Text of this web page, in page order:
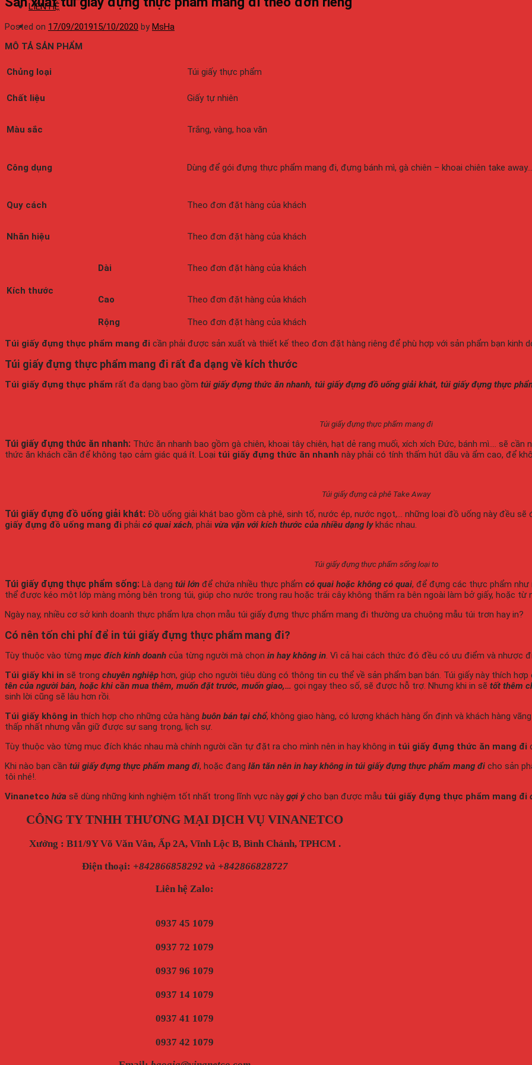
LIÊN HỆ
Posted on 17/09/201915/10/2020 byMsHa
MÔ TẢ SẢN PHẨM
Chủng loại Túi giấy thực phẩm
Chất liệu Giấy tự nhiên
Màu sắc Trắng, vàng, hoa văn
Công dụng Dùng để gói đựng thực phẩm mang đi, đựng bánh mì, gà chiên – khoai chiên take
Quy cách Theo đơn đặt hàng của khách
Nhãn hiệu Theo đơn đặt hàng của khách
Kích thước
Dài Theo đơn đặt hàng của khách
Cao Theo đơn đặt hàng của khách
Rộng Theo đơn đặt hàng của khách
Túi giấy đựng thực phẩm mang đi cần phải được sản xuất và thiết kế theo đơn đặt hàng riêng để phù hợp với sản phẩm bạn kinh
Túi giấy đựng thực phẩm mang đi rất đa dạng về kích thước
Túi giấy đựng thực phẩm rất đa dạng bao gồm túi giấy đựng thức ăn nhanh, túi giấy đựng đồ uống giải khát, túi giấy đựng thực
Túi giấy đựng thực phẩm mang đi
Túi giấy đựng thức ăn nhanh: Thức ăn nhanh bao gồm gà chiên, khoai tây chiên, hạt dẻ rang muối, xích xích Đức, bánh mì…. sẽ cần
thức ăn khách cần để không tạo cảm giác quá ít. Loại túi giấy đựng thức ăn nhanh này phải có tính thấm hút dầu và ẩm cao, để
Túi giấy đựng cà phê Take Away
Túi giấy đựng đồ uống giải khát: Đồ uống giải khát bao gồm cà phê, sinh tố, nước ép, nước ngọt,… những loại đồ uống này đều sẽ
giấy đựng đồ uống mang đi phải có quai xách, phải vừa vặn với kích thước của nhiều dạng lykhác nhau.
Túi giấy đựng thực phẩm sống loại to
Túi giấy đựng thực phẩm sống: Là dạng túi lớn để chứa nhiều thực phẩm có quai hoặc không có quai, để đựng các thực phẩm
thể được kéo một lớp màng mỏng bên trong túi, giúp cho nước trong rau hoặc trái cây không thấm ra bên ngoài làm bở giấy, hoặc từ
Ngày nay, nhiều cơ sở kinh doanh thực phẩm lựa chọn mẫu túi giấy đựng thực phẩm mang đi thường ưa chuộng mẫu túi trơn hay in?
Có nên tốn chi phí để in túi giấy đựng thực phẩm mang đi?
Tùy thuộc vào từng mục đích kinh doanh của từng người mà chọn in hay không in. Vì cả hai cách thức đó đều có ưu điểm và nhược
Túi giấy khi in sẽ trong chuyên nghiệp hơn, giúp cho người tiêu dùng có thông tin cụ thể về sản phẩm bạn bán. Túi giấy này thích
tên của người bán, hoặc khi cần mua thêm, muốn đặt trước, muốn giao,… gọi ngay theo số, sẽ được hỗ trợ. Nhưng khi in sẽ tốt thêm
sinh lời cũng sẽ lâu hơn rồi.
Túi giấy không in thích hợp cho những cửa hàng buôn bán tại chổ, không giao hàng, có lượng khách hàng ổn định và khách hàng
thấp nhất nhưng vẫn giữ được sự sang trọng, lịch sự.
Tùy thuộc vào từng mục đích khác nhau mà chính người cần tự đặt ra cho mình nên in hay không in túi giấy đựng thức ăn mang đi
Khi nào bạn cần túi giấy đựng thực phẩm mang đi, hoặc đang lăn tăn nên in hay không in túi giấy đựng thực phẩm mang đi cho sản
tôi nhé!.
Vinanetco hứa sẽ dùng những kinh nghiệm tốt nhất trong lĩnh vực nàygợi ýcho bạn được mẫu túi giấy đựng thực phẩm mang đi
CÔNG TY TNHH THƯƠNG MẠI DỊCH VỤ VINANETCO
Xưởng : B11/9Y Võ Văn Vân, Ấp 2A, Vĩnh Lộc B, Bình Chánh, TPHCM .
Điện thoại: +842866858292 và +842866828727
Liên hệ Zalo:
0937 45 1079
0937 72 1079
0937 96 1079
0937 14 1079
0937 41 1079
0937 42 1079